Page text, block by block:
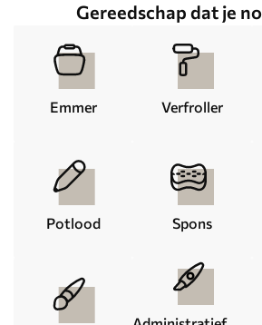
Gereedschap dat je
Emmer Verfroller
Potlood Spons